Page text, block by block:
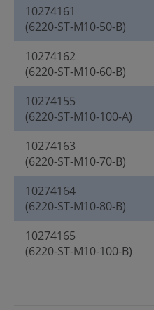
10274161
(6220-ST-M10-50-B)
10274162
(6220-ST-M10-60-B)
10274155
(6220-ST-M10-100-A)
10274163
(6220-ST-M10-70-B)
10274164
(6220-ST-M10-80-B)
10274165
(6220-ST-M10-100-B)